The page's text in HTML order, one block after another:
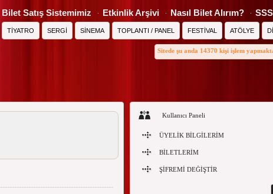
SSS
Nasıl Bilet Alırım?
Etkinlik Arşivi
Bilet Satış Sistemimiz
ATÖLYE
FESTİVAL
TOPLANTI / PANEL
SİNEMA
SERGİ
TİYATRO
Sitede şu anda 14370 kişi işlem
Kullanıcı Paneli
ÜYELİK BİLGİLERİM
BİLETLERİM
ŞİFREMİ DEĞİŞTİR